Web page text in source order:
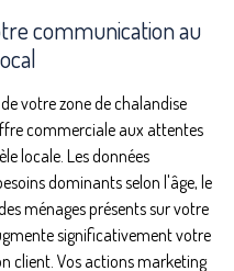
communication au
votre zone de chalandise
commerciale aux attentes
locale. Les données
dominants selon l'âge, le
ménages présents sur votre
significativement votre
client. Vos actions marketing